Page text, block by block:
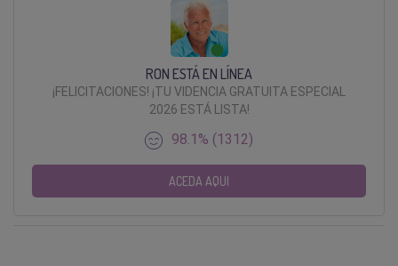
RON ESTÁ EN LÍNEA
¡FELICITACIONES! ¡TU VIDENCIA GRATUITA ESPECIAL
2026 ESTÁ LISTA!
98.1% (1312)
ACEDA AQUI